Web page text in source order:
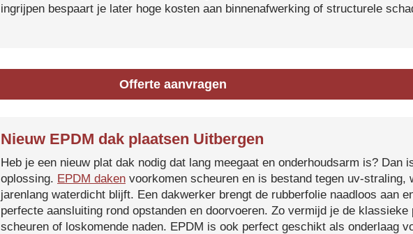
ingrijpen bespaart je later hoge kosten aan binnenafwerking of structurele
Offerte aanvragen
Nieuw EPDM dak plaatsen Uitbergen
Heb je een nieuw plat dak nodig dat lang meegaat en onderhoudsarm is? Dan
oplossing. EPDM daken voorkomen scheuren en is bestand tegen uv-straling,
jarenlang waterdicht blijft. Een dakwerker brengt de rubberfolie naadloos aan
perfecte aansluiting rond opstanden en doorvoeren. Zo vermijd je de klassieke
scheuren of loskomende naden. EPDM is ook perfect geschikt als onderlaag